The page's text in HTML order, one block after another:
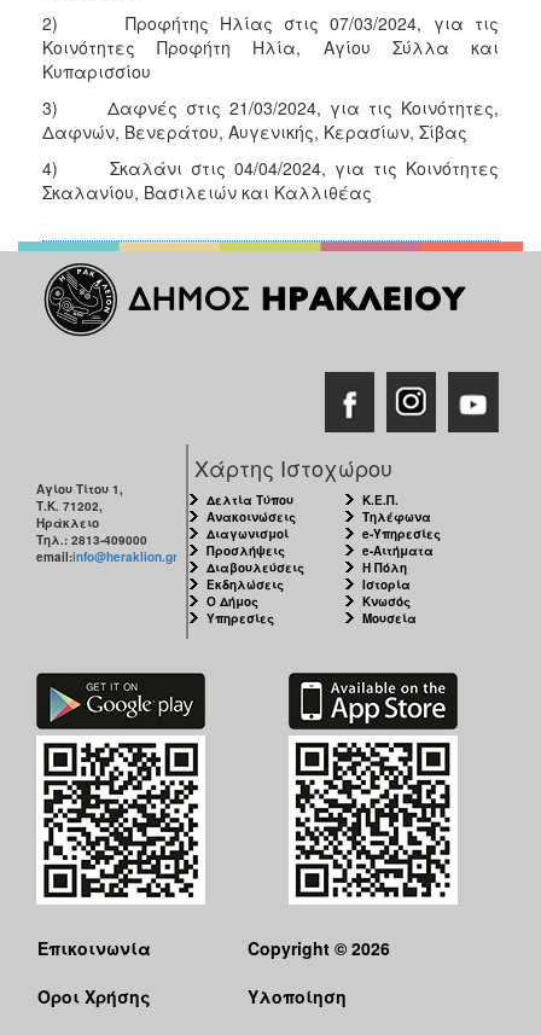
2) Προφήτης Ηλίας στις 07/03/2024, για τις
Κοινότητες Προφήτη Ηλία, Αγίου Σύλλα και
Κυπαρισσίου
3) Δαφνές στις 21/03/2024, για τις Κοινότητες,
Δαφνών, Βενεράτου, Αυγενικής, Κερασίων, Σίβας
4) Σκαλάνι στις 04/04/2024, για τις Κοινότητες
Σκαλανίου, Βασιλειών και Καλλιθέας
Αγίου Τίτου 1,
Τ.Κ. 71202,
Ηράκλειο
Τηλ.: 2813-409000
email:info@heraklion.gr
Χάρτης Ιστοχώρου
Δελτία Τύπου
Ανακοινώσεις
Διαγωνισμοί
Προσλήψεις
Διαβουλεύσεις
Εκδηλώσεις
Ο Δήμος
Υπηρεσίες
Κ.Ε.Π.
Τηλέφωνα
e-Υπηρεσίες
e-Αιτήματα
Η Πόλη
Ιστορία
Κνωσός
Μουσεία
Επικοινωνία
Όροι Χρήσης
Copyright © 2026
Υλοποίηση